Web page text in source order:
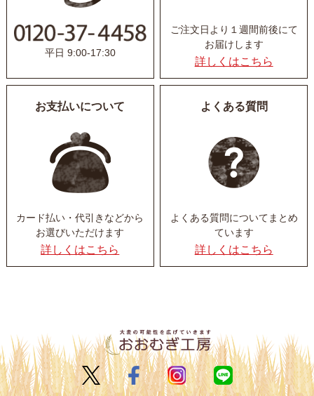
平日 9:00-17:30
ご注文日より１週間前後にて
お届けします
詳しくはこちら
お支払いについて
カード払い・代引きなどから
お選びいただけます
詳しくはこちら
よくある質問
よくある質問について まとめ
ています
詳しくはこちら